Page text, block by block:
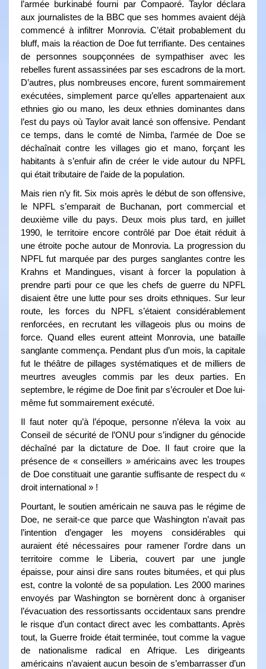
l’armée burkinabé fourni par Compaoré. Taylor déclara
aux journalistes de la BBC que ses hommes avaient déjà
commencé à infiltrer Monrovia. C’était probablement du
bluff, mais la réaction de Doe fut terrifiante. Des centaines
de personnes soupçonnées de sympathiser avec les
rebelles furent assassinées par ses escadrons de la mort.
D’autres, plus nombreuses encore, furent sommairement
exécutées, simplement parce qu’elles appartenaient aux
ethnies gio ou mano, les deux ethnies dominantes dans
l’est du pays où Taylor avait lancé son offensive. Pendant
ce temps, dans le comté de Nimba, l’armée de Doe se
déchaînait contre les villages gio et mano, forçant les
habitants à s’enfuir afin de créer le vide autour du NPFL
qui était tributaire de l’aide de la population.
Mais rien n’y fit. Six mois après le début de son offensive,
le NPFL s’emparait de Buchanan, port commercial et
deuxième ville du pays. Deux mois plus tard, en juillet
1990, le territoire encore contrôlé par Doe était réduit à
une étroite poche autour de Monrovia. La progression du
NPFL fut marquée par des purges sanglantes contre les
Krahns et Mandingues, visant à forcer la population à
prendre parti pour ce que les chefs de guerre du NPFL
disaient être une lutte pour ses droits ethniques. Sur leur
route, les forces du NPFL s’étaient considérablement
renforcées, en recrutant les villageois plus ou moins de
force. Quand elles eurent atteint Monrovia, une bataille
sanglante commença. Pendant plus d’un mois, la capitale
fut le théâtre de pillages systématiques et de milliers de
meurtres aveugles commis par les deux parties. En
septembre, le régime de Doe finit par s’écrouler et Doe lui-
même fut sommairement exécuté.
Il faut noter qu’à l’époque, personne n’éleva la voix au
Conseil de sécurité de l’ONU pour s’indigner du génocide
déchaîné par la dictature de Doe. Il faut croire que la
présence de « conseillers » américains avec les troupes
de Doe constituait une garantie suffisante de respect du «
droit international » !
Pourtant, le soutien américain ne sauva pas le régime de
Doe, ne serait-ce que parce que Washington n’avait pas
l’intention d’engager les moyens considérables qui
auraient été nécessaires pour ramener l’ordre dans un
territoire comme le Liberia, couvert par une jungle
épaisse, pour ainsi dire sans routes bitumées, et qui plus
est, contre la volonté de sa population. Les 2000 marines
envoyés par Washington se bornèrent donc à organiser
l’évacuation des ressortissants occidentaux sans prendre
le risque d’un contact direct avec les combattants. Après
tout, la Guerre froide était terminée, tout comme la vague
de nationalisme radical en Afrique. Les dirigeants
américains n’avaient aucun besoin de s’embarrasser d’un